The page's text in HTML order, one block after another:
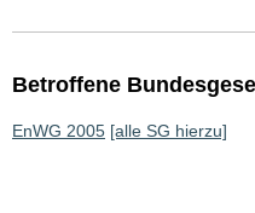
Betroffene
EnWG 2005 [alle SG hierzu]